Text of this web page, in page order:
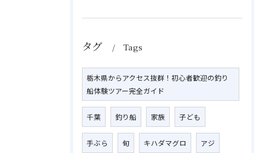
タグ Tags
栃木県からアクセス抜群！初心者歓迎の釣り
船体験ツアー完全ガイド
千葉 釣り船 家族 子ども
手ぶら 旬 キハダマグロ アジ